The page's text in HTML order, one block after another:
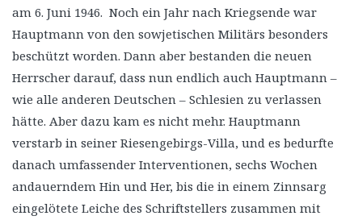
am 6. Juni 1946. Noch ein Jahr nach Kriegsende war
Hauptmann von den sowjetischen Militärs besonders
beschützt worden. Dann aber bestanden die neuen
Herrscher darauf, dass nun endlich auch Hauptmann –
wie alle anderen Deutschen – Schlesien zu verlassen
hätte. Aber dazu kam es nicht mehr. Hauptmann
verstarb in seiner Riesengebirgs-Villa, und es bedurfte
danach umfassender Interventionen, sechs Wochen
andauerndem Hin und Her, bis die in einem Zinnsarg
eingelötete Leiche des Schriftstellers zusammen mit